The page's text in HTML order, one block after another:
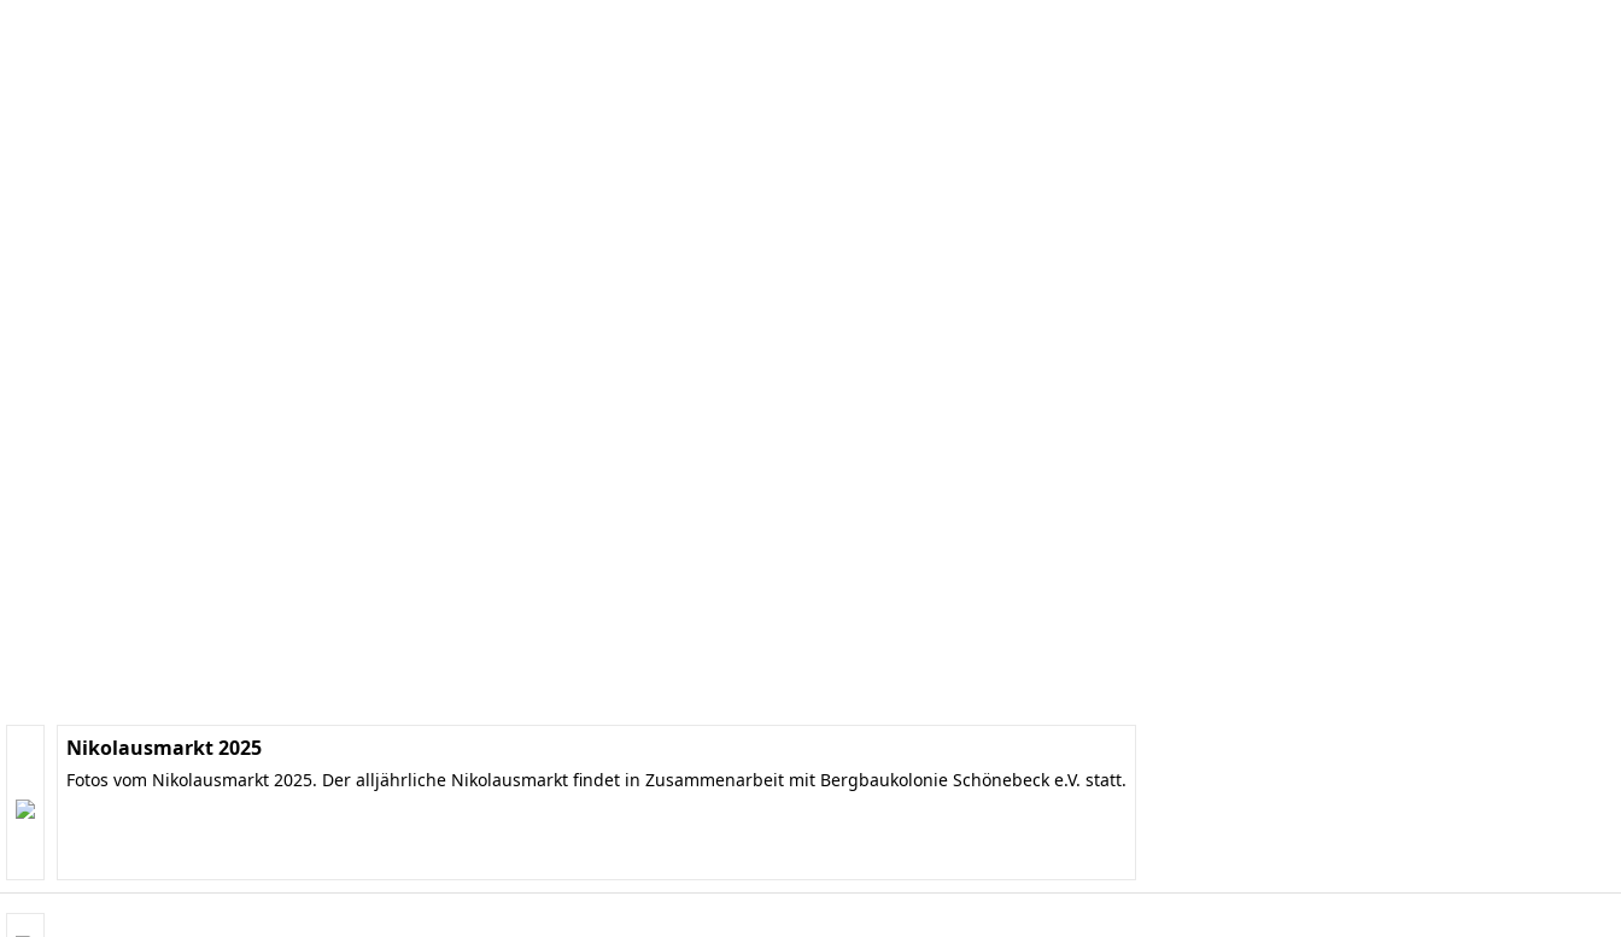
Nikolausmarkt 2025
Fotos vom Nikolausmarkt 2025. Der alljährliche Nikolausmarkt findet in Zusammenarbeit mit Bergbaukolonie Schönebeck e.V. statt.